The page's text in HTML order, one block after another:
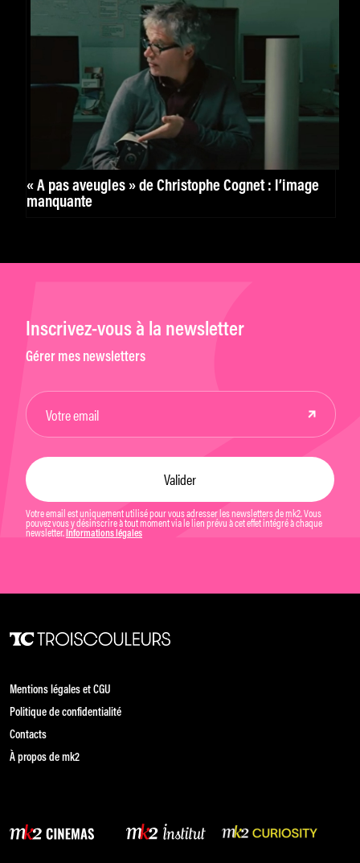
« A pas aveugles » de Christophe Cognet : l’image
manquante
Inscrivez-vous à la newsletter
Gérer mes newsletters
Votre email est uniquement utilisé pour vous adresser les newsletters de mk2. Vous
pouvez vous y désinscrire à tout moment via le lien prévu à cet effet intégré à chaque
newsletter. Informations légales
Mentions légales et CGU
Politique de confidentialité
Contacts
À propos de mk2